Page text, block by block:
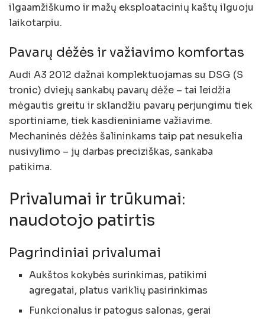
ilgaamžiškumo ir mažų eksploatacinių kaštų ilguoju
laikotarpiu.
Pavarų dėžės ir važiavimo komfortas
Audi A3 2012 dažnai komplektuojamas su DSG (S
tronic) dviejų sankabų pavarų dėže – tai leidžia
mėgautis greitu ir sklandžiu pavarų perjungimu tiek
sportiniame, tiek kasdieniniame važiavime.
Mechaninės dėžės šalininkams taip pat nesukelia
nusivylimo – jų darbas preciziškas, sankaba
patikima.
Privalumai ir trūkumai:
naudotojo patirtis
Pagrindiniai privalumai
Aukštos kokybės surinkimas, patikimi
agregatai, platus variklių pasirinkimas
Funkcionalus ir patogus salonas, gerai